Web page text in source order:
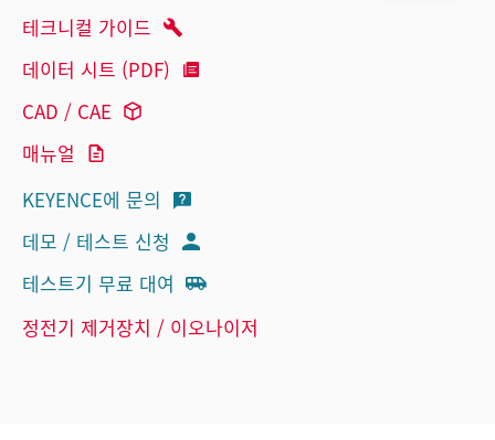
테크니컬 가이드
데이터 시트 (PDF)
CAD / CAE
매뉴얼
KEYENCE에 문의
데모 / 테스트 신청
테스트기 무료 대여
정전기 제거장치 / 이오나이저